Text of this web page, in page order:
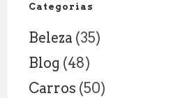
a
Categorias
Beleza (35)
Blog (48)
Carros (50)